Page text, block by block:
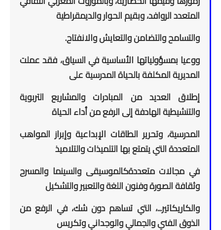
المتعدد الروافد، وبقيم الحوار والديمقراطية
والتسامح والتضامن والتعايش والانفتاح.
ووعيا بمسؤولياتها الأساسية في السياق، فقد عملت
المديرية المكلفة بالحياة المدرسية على
إطلاق العديد من المبادرات والمشاريع التربوية
والتنشيطية الهادفة إلى الرفع من أداء الحياة
المدرسية، وتحرير الطاقات الإبداعية وإبراز المواهب
المتعددة التي يتمتع بها التلميذات والتلاميذ
في مجالات متعددةكالموسيقى والسينما والمسرح
وثقافة الصورة وفنون اللغة والتعبير والتشكيل
والكاريكاتير...، التي تساهم دون شك، في الرفع من
الذوق الفني والجمالي والوجداني وتكريس